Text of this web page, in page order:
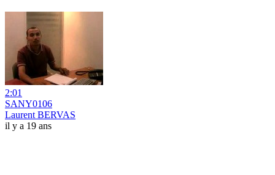
2:01
SANY0106
Laurent BERVAS
il y a 19 ans